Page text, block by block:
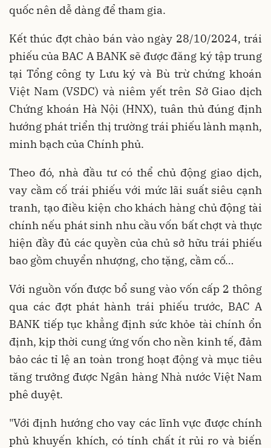
quốc nên dễ dàng để tham gia.
Kết thúc đợt chào bán vào ngày 28/10/2024, trái
phiếu của BAC A BANK sẽ được đăng ký tập trung
tại Tổng công ty Lưu ký và Bù trừ chứng khoán
Việt Nam (VSDC) và niêm yết trên Sở Giao dịch
Chứng khoán Hà Nội (HNX), tuân thủ đúng định
hướng phát triển thị trường trái phiếu lành mạnh,
minh bạch của Chính phủ.
Theo đó, nhà đầu tư có thể chủ động giao dịch,
vay cầm cố trái phiếu với mức lãi suất siêu cạnh
tranh, tạo điều kiện cho khách hàng chủ động tài
chính nếu phát sinh nhu cầu vốn bất chợt và thực
hiện đầy đủ các quyền của chủ sở hữu trái phiếu
bao gồm chuyển nhượng, cho tặng, cầm cố…
Với nguồn vốn được bổ sung vào vốn cấp 2 thông
qua các đợt phát hành trái phiếu trước, BAC A
BANK tiếp tục khẳng định sức khỏe tài chính ổn
định, kịp thời cung ứng vốn cho nền kinh tế, đảm
bảo các tỉ lệ an toàn trong hoạt động và mục tiêu
tăng trưởng được Ngân hàng Nhà nước Việt Nam
phê duyệt.
"Với định hướng cho vay các lĩnh vực được chính
phủ khuyến khích, có tính chất ít rủi ro và biến